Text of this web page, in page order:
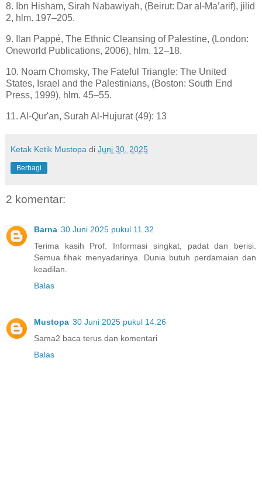
8. Ibn Hisham, Sirah Nabawiyah, (Beirut: Dar al-Ma’arif), jilid
2, hlm. 197–205.
9. Ilan Pappé, The Ethnic Cleansing of Palestine, (London:
Oneworld Publications, 2006), hlm. 12–18.
10. Noam Chomsky, The Fateful Triangle: The United
States, Israel and the Palestinians, (Boston: South End
Press, 1999), hlm. 45–55.
11. Al-Qur'an, Surah Al-Hujurat (49): 13
Ketak Ketik Mustopa di Juni 30, 2025
Berbagi
2 komentar:
Barna 30 Juni 2025 pukul 11.32
Terima kasih Prof. Informasi singkat, padat dan berisi.
Semua fihak menyadarinya. Dunia butuh perdamaian dan
keadilan.
Balas
Mustopa 30 Juni 2025 pukul 14.26
Sama2 baca terus dan komentari
Balas